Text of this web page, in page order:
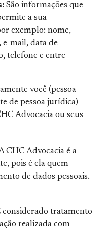
São informações que
a sua
exemplo: nome,
e-mail, data de
telefone e entre
você (pessoa
de pessoa jurídica)
Advocacia ou seus
CHC Advocacia é a
pois é ela quem
de dados pessoais.
considerado tratamento
realizada com